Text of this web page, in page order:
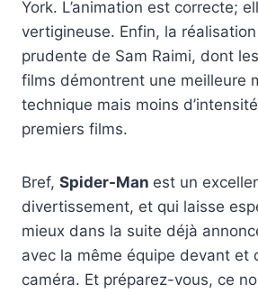
York. L’animation est correcte;
vertigineuse. Enfin, la
prudente de Sam Raimi, dont
films démontrent une meilleure
technique mais moins
premiers films.
Bref, Spider-Man est un
divertissement, et qui laisse
mieux dans la suite déjà
avec la même équipe devant et
caméra. Et préparez-vous, ce